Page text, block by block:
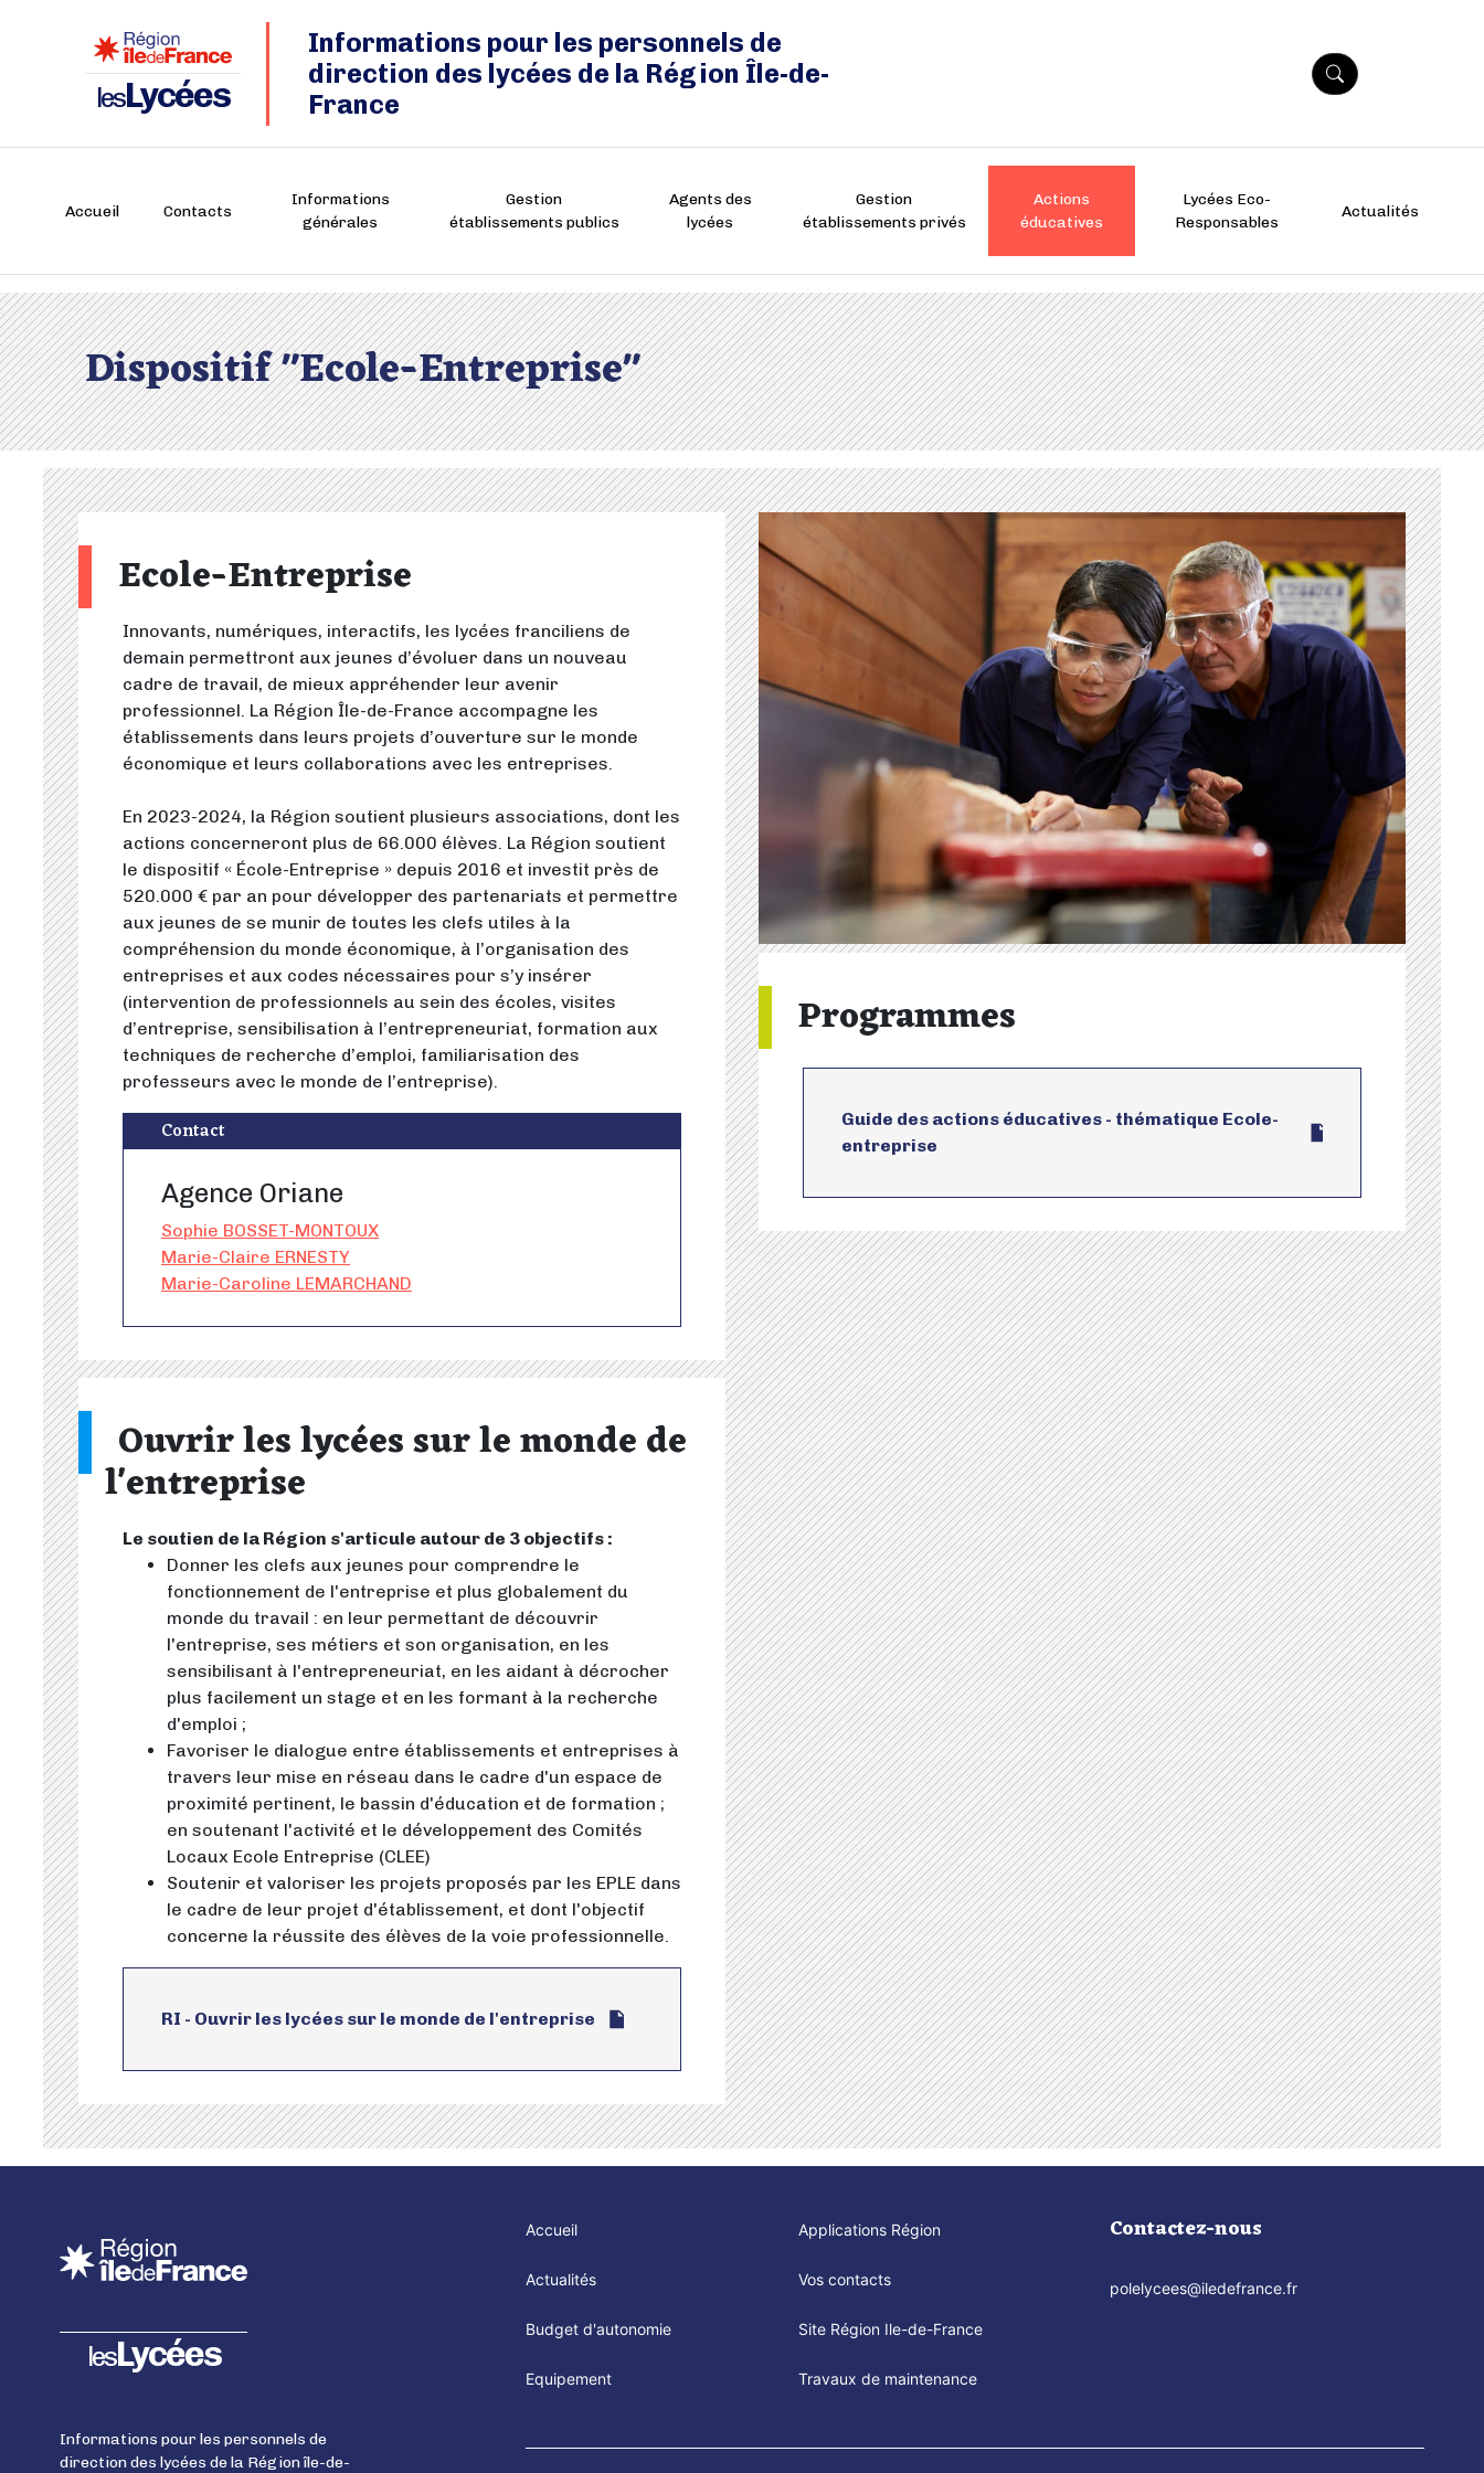
lesLycées
Informations pour les personnels de
direction des lycées de la Région Île-de-
France
Accueil Contacts
Informations
générales
Gestion
établissements publics
Agents des
lycées
Gestion
établissements privés
Actions
éducatives
Lycées Eco-
Responsables
Actualités
Dispositif "Ecole-Entreprise"
Ecole-Entreprise
Innovants, numériques, interactifs, les lycées franciliens de
demain permettront aux jeunes d’évoluer dans un nouveau
cadre de travail, de mieux appréhender leur avenir
professionnel. La Région Île-de-France accompagne les
établissements dans leurs projets d’ouverture sur le monde
économique et leurs collaborations avec les entreprises.
En 2023-2024, la Région soutient plusieurs associations, dont les
actions concerneront plus de 66.000 élèves. La Région soutient
le dispositif « École-Entreprise » depuis 2016 et investit près de
520.000 € par an pour développer des partenariats et permettre
aux jeunes de se munir de toutes les clefs utiles à la
compréhension du monde économique, à l’organisation des
entreprises et aux codes nécessaires pour s’y insérer
(intervention de professionnels au sein des écoles, visites
d’entreprise, sensibilisation à l’entrepreneuriat, formation aux
techniques de recherche d’emploi, familiarisation des
professeurs avec le monde de l’entreprise).
Contact
Agence Oriane
Sophie BOSSET-MONTOUX
Marie-Claire ERNESTY
Marie-Caroline LEMARCHAND
Ouvrir les lycées sur le monde de
l'entreprise
Le soutien de la Région s'articule autour de 3 objectifs :
Donner les clefs aux jeunes pour comprendre le
fonctionnement de l'entreprise et plus globalement du
monde du travail : en leur permettant de découvrir
l'entreprise, ses métiers et son organisation, en les
sensibilisant à l'entrepreneuriat, en les aidant à décrocher
plus facilement un stage et en les formant à la recherche
d'emploi ;
Favoriser le dialogue entre établissements et entreprises à
travers leur mise en réseau dans le cadre d'un espace de
proximité pertinent, le bassin d'éducation et de formation ;
en soutenant l'activité et le développement des Comités
Locaux Ecole Entreprise (CLEE)
Soutenir et valoriser les projets proposés par les EPLE dans
le cadre de leur projet d'établissement, et dont l'objectif
concerne la réussite des élèves de la voie professionnelle.
RI - Ouvrir les lycées sur le monde de l'entreprise
Programmes
Guide des actions éducatives - thématique Ecole-
entreprise
lesLycées
Informations pour les personnels de
direction des lycées de la Région île-de-
Accueil
Actualités
Budget d'autonomie
Equipement
Applications Région
Vos contacts
Site Région Ile-de-France
Travaux de maintenance
Contactez-nous
polelycees@iledefrance.fr